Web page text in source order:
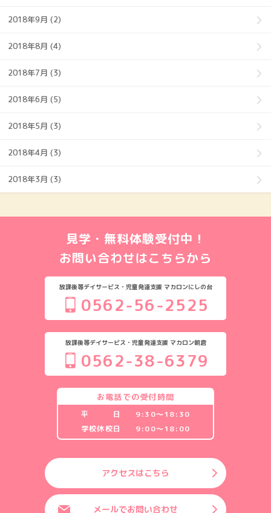
2018年9月 (2)
2018年8月 (4)
2018年7月 (3)
2018年6月 (5)
2018年5月 (3)
2018年4月 (3)
2018年3月 (3)
見学・無料体験受付中！
お問い合わせはこちらから
放課後等デイサービス・児童発達支援 マカロンにしの台
0562-56-2525
放課後等デイサービス・児童発達支援 マカロン朝倉
0562-38-6379
お電話での受付時間
平 日
9:30〜18:30
学校休校日
9:00〜18:00
アクセスはこちら
メールでお問い合わせ